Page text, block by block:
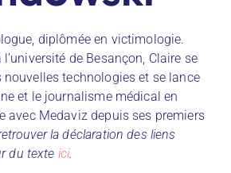
diplômée en victimologie.
de Besançon, Claire se
nouvelles technologies et se lance
et le journalisme médical en
avec Medaviz depuis ses premiers
la déclaration des liens
du texte ici.